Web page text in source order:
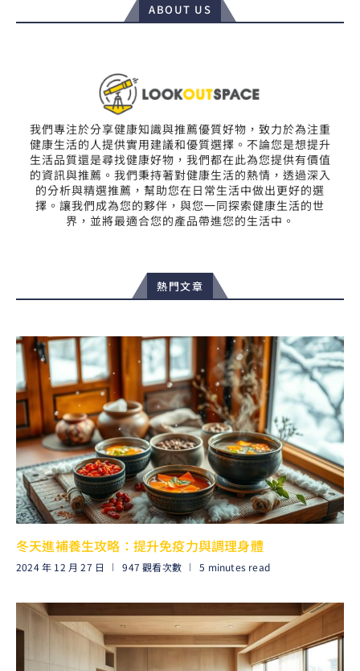
ABOUT US
我們專注於分享健康知識與推薦優質好物，致力於為注重
健康生活的人提供實用建議和優質選擇。不論您是想提升
生活品質還是尋找健康好物，我們都在此為您提供有價值
的資訊與推薦。我們秉持著對健康生活的熱情，透過深入
的分析與精選推薦，幫助您在日常生活中做出更好的選
擇。讓我們成為您的夥伴，與您一同探索健康生活的世
界，並將最適合您的產品帶進您的生活中。
熱門文章
冬天進補養生攻略：提升免疫力與調理身體
2024 年 12 月 27 日 947 觀看次數
5 minutes read